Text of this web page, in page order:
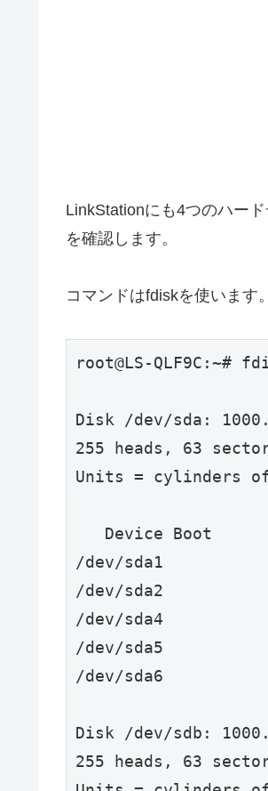
LinkStationにも4つのハー
を確認します。
コマンドはfdiskを使います。
root@LS-QLF9C:~#
Disk /dev/sda:
255 heads, 63
Units = cylinders of
Device Boot
/dev/sda1
/dev/sda2
/dev/sda4
/dev/sda5
/dev/sda6
Disk /dev/sdb:
255 heads, 63